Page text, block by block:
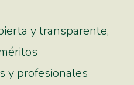
y transparente,
y profesionales